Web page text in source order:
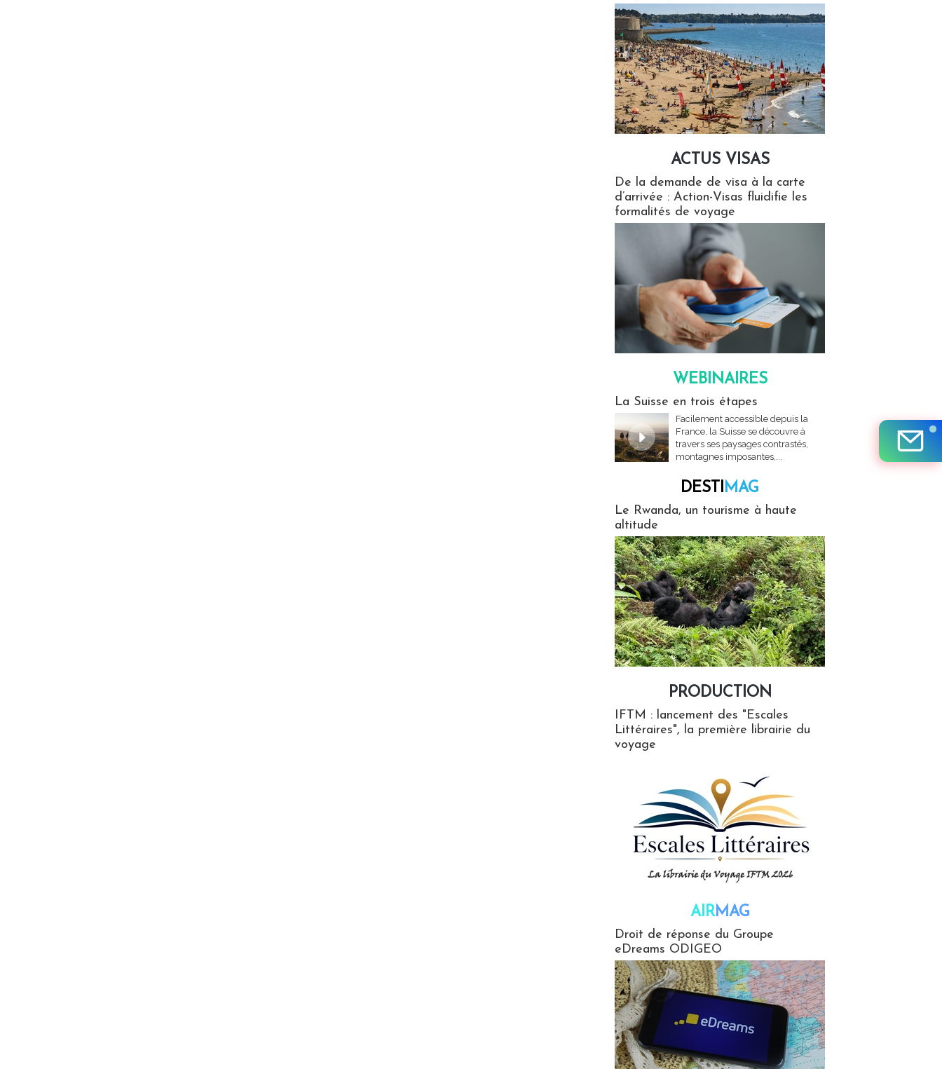
ACTUS VISAS
De la demande de visa à la carte
d’arrivée : Action-Visas fluidifie les
formalités de voyage
WEBINAIRES
La Suisse en trois étapes
Facilement accessible depuis la
France, la Suisse se découvre à
travers ses paysages contrastés,
montagnes imposantes,...
DESTIMAG
Le Rwanda, un tourisme à haute
altitude
PRODUCTION
IFTM : lancement des "Escales
Littéraires", la première librairie du
voyage
AIRMAG
Droit de réponse du Groupe
eDreams ODIGEO